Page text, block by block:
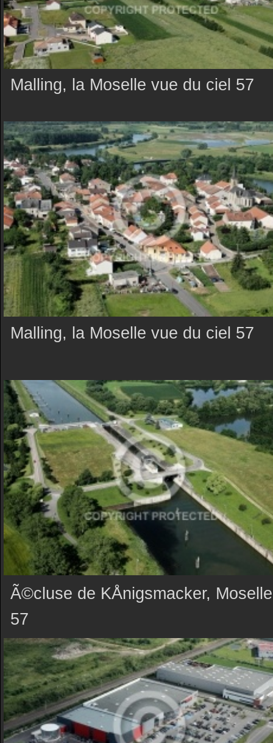
Malling, la Moselle vue du ciel 57
Malling, la Moselle vue du ciel 57
Ã©cluse de KÅnigsmacker, Moselle
57